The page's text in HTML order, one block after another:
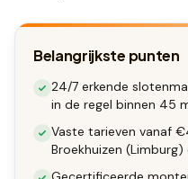
Belangrijkste punten
24/7 erkende
in de regel binnen 45
Vaste tarieven vanaf
Broekhuizen (Limburg)